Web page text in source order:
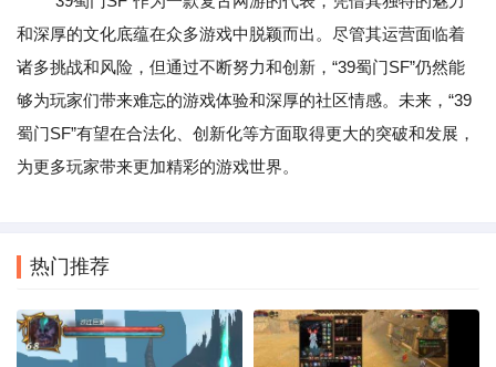
和深厚的文化底蕴在众多游戏中脱颖而出。尽管其运营面临着
诸多挑战和风险，但通过不断努力和创新，“39蜀门SF”仍然能
够为玩家们带来难忘的游戏体验和深厚的社区情感。未来，“39
蜀门SF”有望在合法化、创新化等方面取得更大的突破和发展，
为更多玩家带来更加精彩的游戏世界。
热门推荐